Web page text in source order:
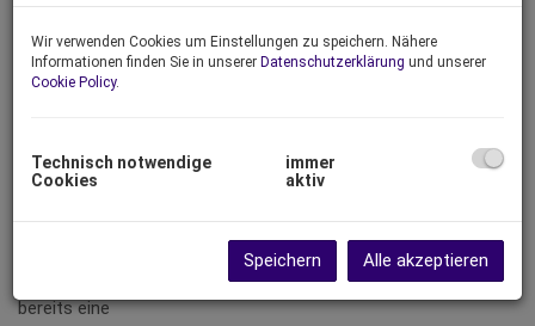
Beschreibung
Der Baurechtsgrund hat eine Größe von 708 m² und es gibt
bereits eine
Wir verwenden Cookies um Einstellungen zu speichern. Nähere
Informationen finden Sie in unserer Datenschutzerklärung und unserer
Cookie Policy.
Technisch notwendige
Cookies
immer
aktiv
Speichern Alle akzeptieren